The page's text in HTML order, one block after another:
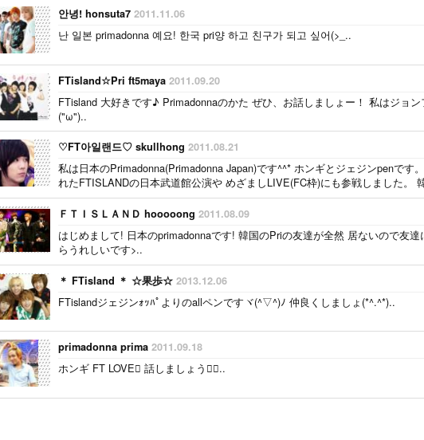
안녕! honsuta7 2011.11.06
난 일본 primadonna 예요! 한국 pri양 하고 친구가 되고 싶어(>_..
FTisland☆Pri ft5maya 2011.09.20
FTisland 大好きです♪ Primadonnaのかた ぜひ、お話しましょー！ 私はジョン
("ω")..
♡FT아일랜드♡ skullhong 2011.08.21
私は日本のPrimadonna(Primadonna Japan)です^^* ホンギとジェジンpenです
れたFTISLANDの日本武道館公演や めざましLIVE(FC枠)にも参戦しました。
の方も日本のPrimadonna..
ＦＴＩＳＬＡＮＤ hooooong 2011.08.09
はじめまして! 日本のprimadonnaです! 韓国のPriの友達が全然 居ないので友達
らうれしいです>..
＊ FTisland ＊ ☆果歩☆ 2013.12.06
FTislandジェジンｫｯﾊﾟよりのallペンですヾ(^▽^)ﾉ 仲良くしましょ(*^.^*)..
primadonna prima 2011.09.18
ホンギ FT LOVE 話しましょう..